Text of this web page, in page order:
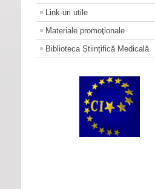
Link-uri utile
Materiale promoţionale
Biblioteca Științifică Medicală